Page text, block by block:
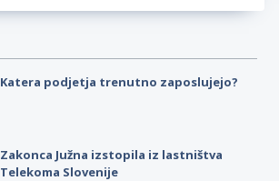
Katera podjetja trenutno zaposlujejo?
Zakonca Južna izstopila iz lastništva
Telekoma Slovenije